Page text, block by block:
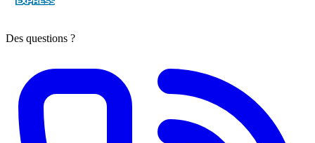
Des questions ?